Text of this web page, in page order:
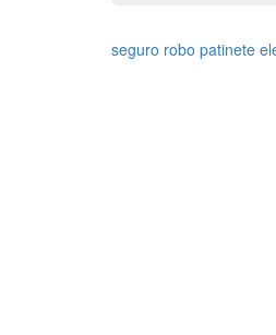
seguro robo patinete